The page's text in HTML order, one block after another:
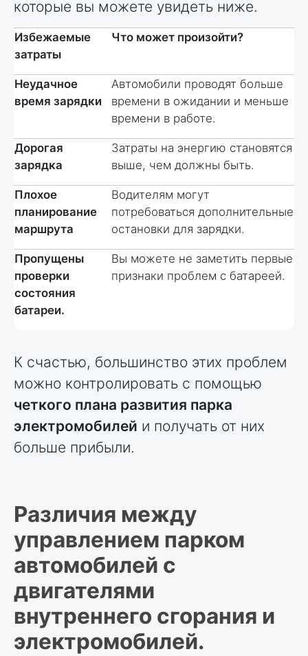
которые вы можете увидеть ниже.
Избежаемые
затраты
Что может произойти?
Неудачное
время зарядки
Автомобили проводят больше
времени в ожидании и меньше
времени в работе.
Дорогая
зарядка
Затраты на энергию становятся
выше, чем должны быть.
Плохое
планирование
маршрута
Водителям могут
потребоваться дополнительные
остановки для зарядки.
Пропущены
проверки
состояния
батареи.
Вы можете не заметить первые
признаки проблем с батареей.
К счастью, большинство этих проблем
можно контролировать с помощью
четкого плана развития парка
электромобилей и получать от них
больше прибыли.
Различия между
управлением парком
автомобилей с
двигателями
внутреннего сгорания и
электромобилей.